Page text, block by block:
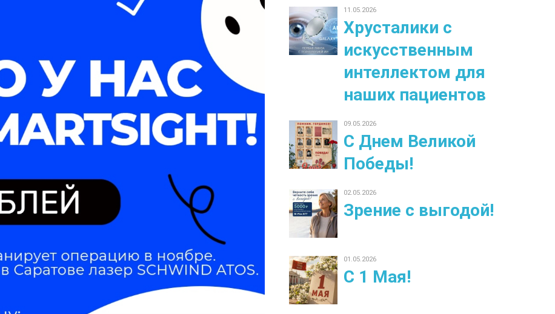
11.05.2026
Хрусталики с
искусственным
интеллектом для
наших пациентов
09.05.2026
С Днем Великой
Победы!
02.05.2026
Зрение с выгодой!
01.05.2026
С 1 Мая!